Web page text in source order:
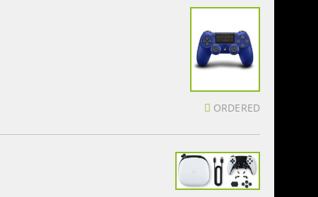
ORDERED